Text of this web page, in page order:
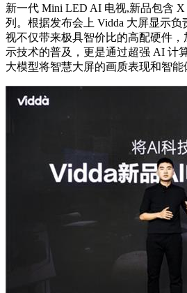
新一代 Mini LED AI 电视,新品包含
列。根据发布会上 Vidda 大屏显示负
视不仅带来极具智价比的高配硬件
示技术的普及，更是通过超强 AI 计
大模型将智慧大屏的画质表现和智能